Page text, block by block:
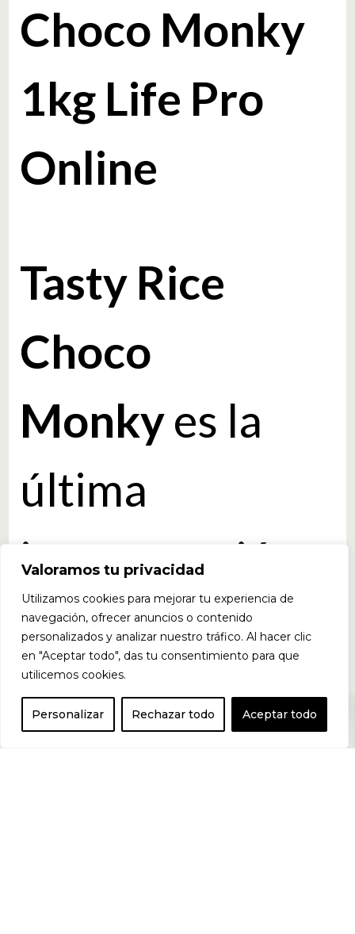
Valoramos tu privacidad
Utilizamos cookies para mejorar tu experiencia de
navegación, ofrecer anuncios o contenido
personalizados y analizar nuestro tráfico. Al hacer clic
en "Aceptar todo", das tu consentimiento para que
utilicemos cookies.
Personalizar Rechazar todo Aceptar todo
Choco Monky
1kg Life Pro
Online
Tasty Rice
Choco
Monkyes la
última
incorporación a
la línea de
harinas de